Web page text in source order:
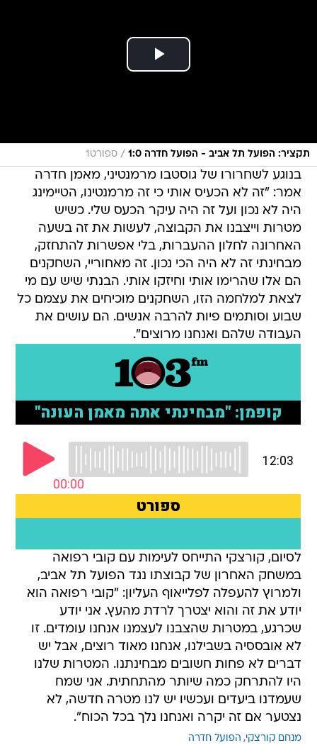
תקציר: הפועל תל אביב - הפועל חדרה 1:0 / ספורט1
בנוגע לשחרורו של גוסטבו מרמנטיני, מאמן חדרה
אמר: "זה לא הכעיס אותי כי זה מרמנטינו, הטיימינג
היה לא נכון ועל זה היה עיקר הכעס שלי. כשיש
מטרות וייצבנו את הקבוצה, לעשות את זה בשעה
האחרונה לחלון ההעברות, בלי אפשרות להתחזק,
מבחינתי זה לא היה הכי נכון. זה מאחוריי, השחקנים
הם אלו שהרימו אותי וחיזקו אותי. הבנתי שיש עם מי
לצאת למלחמה הזו, השחקנים מוכיחים את עצמם כל
שבוע וסותמים פיות להרבה אנשים. הם עושים את
העבודה שלהם ואנחנו מרוצים".
לסיום, קורצקי התייחס לעימות עם קובי רפואה
במשחק האחרון של קבוצתו נגד הפועל תל אביב,
ולמרוץ להעפלה לפלייאוף העליון: "קובי רפואה הוא
יודע את זה והוא יצטרך לרדת מהעץ. אני יודע
שכרגע, במטרות שהצבנו לעצמנו אנחנו עומדים. זו
לא אובססיה בשבילנו, אנחנו מאוד רוצים, אבל יש
דברים לא פחות חשובים מבחינתנו. המטרות שלנו
היו להתרחק כמה שיותר מהתחתית. אני שמח
שעמדנו ביעדים ועכשיו יש לנו מטרה חדשה, לא
נצטער אם זה יקרה ואנחנו נלך בכל הכוח".
מנחם קורצקי הפועל חדרה